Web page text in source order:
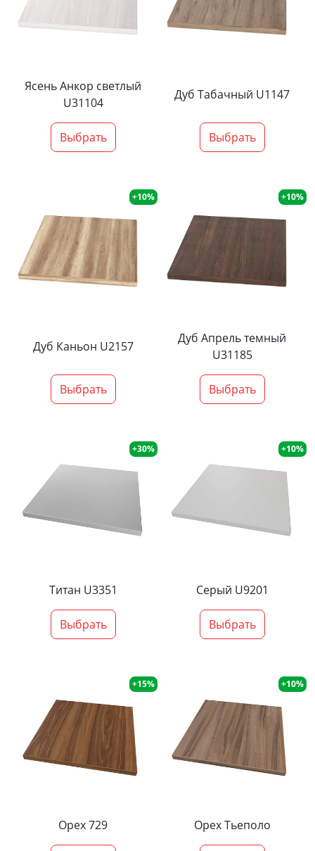
Ясень Анкор светлый
U31104
Выбрать
Дуб Табачный U1147
Выбрать
+10%
Дуб Каньон U2157
Выбрать
+10%
Дуб Апрель темный
U31185
Выбрать
+30%
Титан U3351
Выбрать
+10%
Серый U9201
Выбрать
+15%
Орех 729
+10%
Орех Тьеполо